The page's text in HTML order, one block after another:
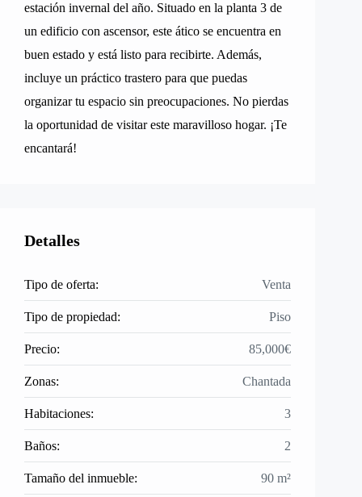
estación invernal del año. Situado en la planta 3 de
un edificio con ascensor, este ático se encuentra en
buen estado y está listo para recibirte. Además,
incluye un práctico trastero para que puedas
organizar tu espacio sin preocupaciones. No pierdas
la oportunidad de visitar este maravilloso hogar. ¡Te
encantará!
Detalles
Tipo de oferta: Venta
Tipo de propiedad: Piso
Precio: 85,000€
Zonas: Chantada
Habitaciones: 3
Baños: 2
Tamaño del inmueble: 90 m²